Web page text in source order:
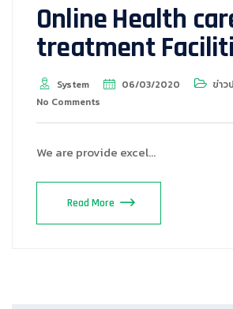
Online Health
treatment
System 06/03/2020
ข่าว
No Comments
We are provide excel…
Read More